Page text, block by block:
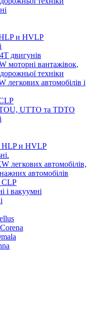
HLP и HVLP
двигунів
моторні вантажівок,
техніки
легкових автомобілів і
UTTO та TDTO
HLP и HVLP
легкових автомобілів,
автомобілів
CLP
і вакуумні